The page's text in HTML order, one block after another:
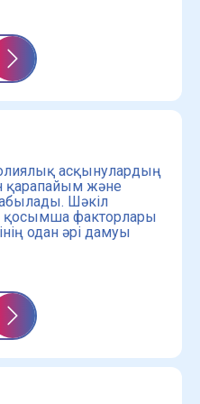
асқынулардың
қарапайым және
Шәкіл
қосымша факторлары
одан әрі дамуы